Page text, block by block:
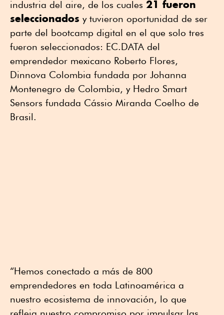
industria del aire, de los cuales 21 fueron
seleccionados y tuvieron oportunidad de ser
parte del bootcamp digital en el que solo tres
fueron seleccionados: EC.DATA del
emprendedor mexicano Roberto Flores,
Dinnova Colombia fundada por Johanna
Montenegro de Colombia, y Hedro Smart
Sensors fundada Cássio Miranda Coelho de
Brasil.
“Hemos conectado a más de 800
emprendedores en toda Latinoamérica a
nuestro ecosistema de innovación, lo que